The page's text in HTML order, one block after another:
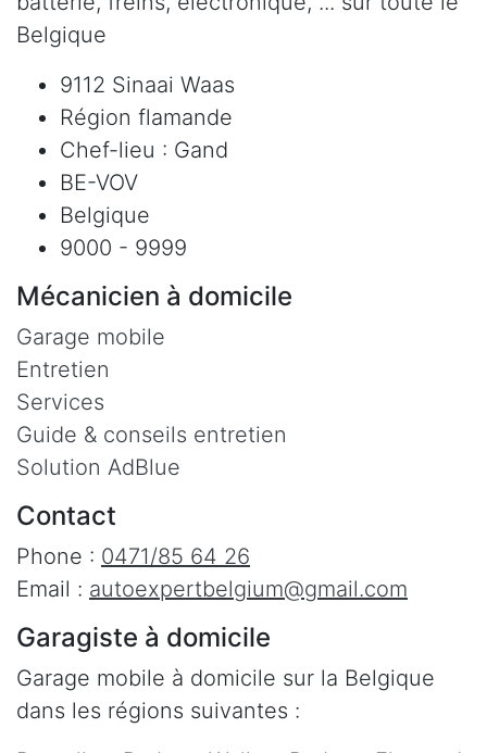
Belgique
9112 Sinaai Waas
Région flamande
Chef-lieu : Gand
BE-VOV
Belgique
9000 - 9999
Mécanicien à domicile
Garage mobile
Entretien
Services
Guide & conseils entretien
Solution AdBlue
Contact
Phone : 0471/85 64 26
Email : autoexpertbelgium@gmail.com
Garagiste à domicile
Garage mobile à domicile sur la Belgique
dans les régions suivantes :